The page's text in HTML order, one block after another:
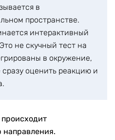
в
пространстве.
интерактивный
не скучный тест на
в окружение,
сразу оценить реакцию и
направления.